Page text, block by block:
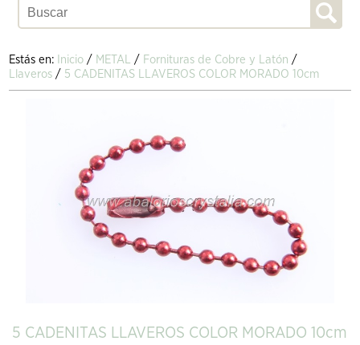
Estás en: Inicio / METAL / Fornituras de Cobre y Latón /
Llaveros / 5 CADENITAS LLAVEROS COLOR MORADO 10cm
5 CADENITAS LLAVEROS COLOR MORADO 10cm